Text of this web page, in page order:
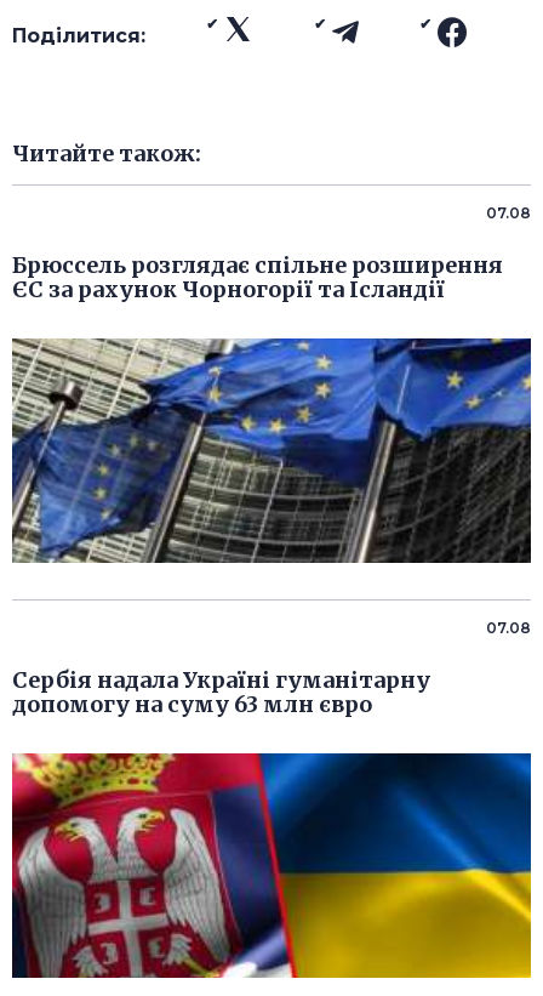
Поділитися:
Читайте також:
07.08
Брюссель розглядає спільне розширення
ЄС за рахунок Чорногорії та Ісландії
07.08
Сербія надала Україні гуманітарну
допомогу на суму 63 млн євро